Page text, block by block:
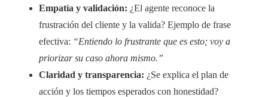
Empatía y validación: ¿El agente reconoce la
frustración del cliente y la valida? Ejemplo de frase
efectiva: “Entiendo lo frustrante que es esto; voy a
priorizar su caso ahora mismo.”
Claridad y transparencia: ¿Se explica el plan de
acción y los tiempos esperados con honestidad?